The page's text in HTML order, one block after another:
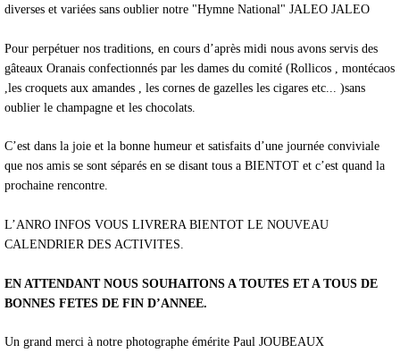
diverses et variées sans oublier notre "Hymne National" JALEO JALEO
Pour perpétuer nos traditions, en cours d’après midi nous avons servis des
gâteaux Oranais confectionnés par les dames du comité (Rollicos , montécaos
,les croquets aux amandes , les cornes de gazelles les cigares etc... )sans
oublier le champagne et les chocolats.
C’est dans la joie et la bonne humeur et satisfaits d’une journée conviviale
que nos amis se sont séparés en se disant tous a BIENTOT et c’est quand la
prochaine rencontre.
L’ANRO INFOS VOUS LIVRERA BIENTOT LE NOUVEAU
CALENDRIER DES ACTIVITES.
EN ATTENDANT NOUS SOUHAITONS A TOUTES ET A TOUS DE
BONNES FETES DE FIN D’ANNEE.
Un grand merci à notre photographe émérite Paul JOUBEAUX